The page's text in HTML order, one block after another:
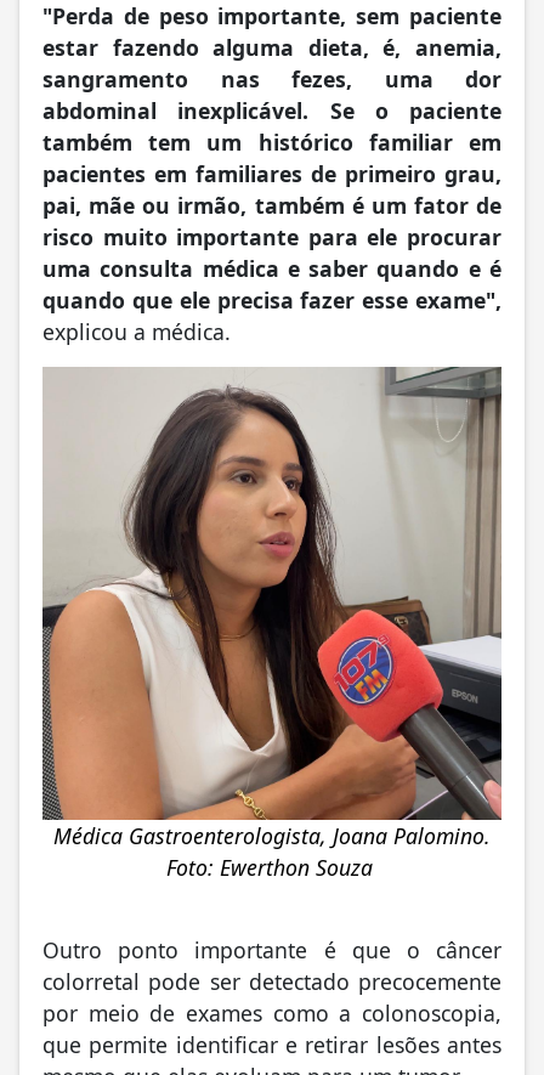
"Perda de peso importante, sem paciente
estar fazendo alguma dieta, é, anemia,
sangramento nas fezes, uma dor
abdominal inexplicável. Se o paciente
também tem um histórico familiar em
pacientes em familiares de primeiro grau,
pai, mãe ou irmão, também é um fator de
risco muito importante para ele procurar
uma consulta médica e saber quando e é
quando que ele precisa fazer esse exame",
explicou a médica.
Médica Gastroenterologista, Joana Palomino.
Foto: Ewerthon Souza
Outro ponto importante é que o câncer
colorretal pode ser detectado precocemente
por meio de exames como a colonoscopia,
que permite identificar e retirar lesões antes